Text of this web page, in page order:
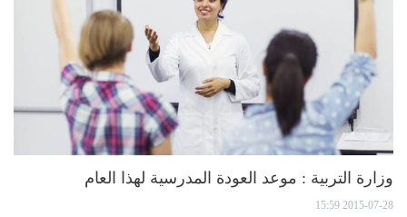
وزارة التربية : موعد العودة المدرسية لهذا العام
2015-07-28 15:59